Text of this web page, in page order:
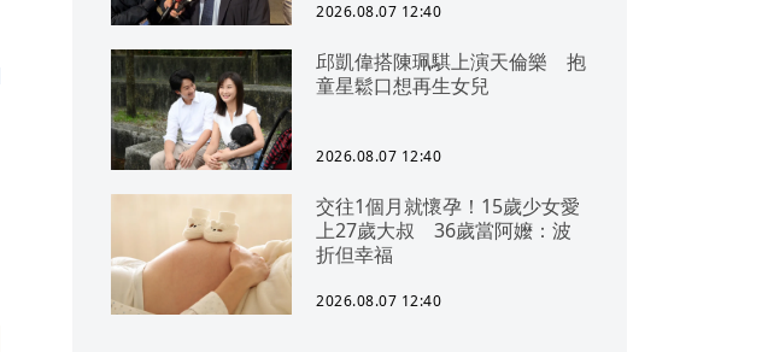
2026.08.07 12:40
邱凱偉搭陳珮騏上演天倫樂 抱
童星鬆口想再生女兒
2026.08.07 12:40
交往1個月就懷孕！15歲少女愛
上27歲大叔 36歲當阿嬤：波
折但幸福
2026.08.07 12:40